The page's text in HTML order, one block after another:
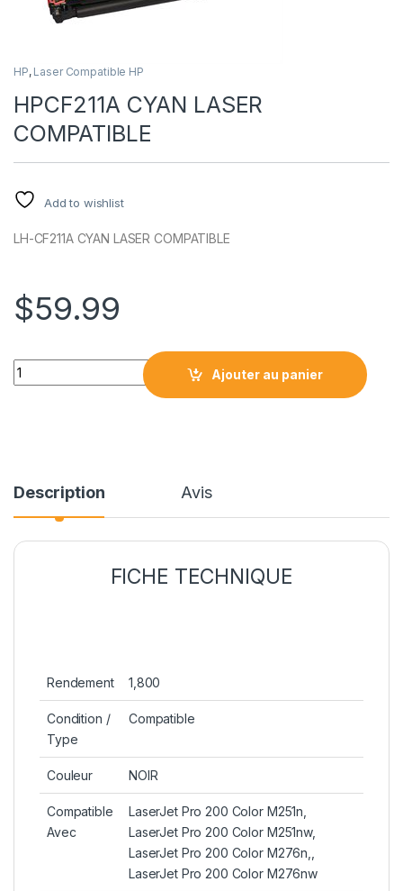
HP, Laser Compatible HP
HPCF211A CYAN LASER
COMPATIBLE
Add to wishlist
LH-CF211A CYAN LASER COMPATIBLE
$59.99
HPCF211A CYAN LASER COMPATIBLE quantity
Ajouter au panier
Description Avis
FICHE TECHNIQUE
Rendement 1,800
Condition /
Type
Compatible
Couleur NOIR
Compatible
Avec
LaserJet Pro 200 Color M251n,
LaserJet Pro 200 Color M251nw,
LaserJet Pro 200 Color M276n,,
LaserJet Pro 200 Color M276nw